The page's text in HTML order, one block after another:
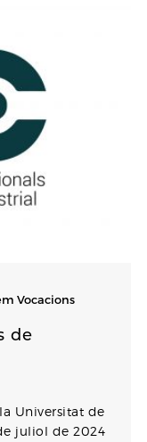
Vocacions
de
Universitat de
juliol de 2024